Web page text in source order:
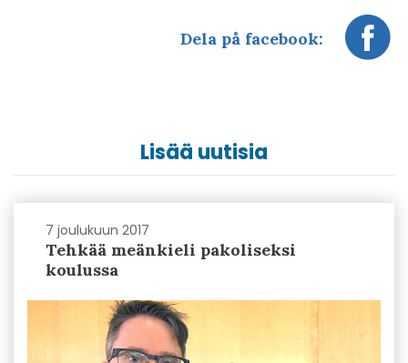
Dela på facebook:
Lisää uutisia
7 joulukuun 2017
Tehkää meänkieli pakoliseksi
koulussa